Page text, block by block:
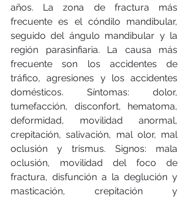
años. La zona de fractura más
frecuente es el cóndilo mandibular,
seguido del ángulo mandibular y la
región parasinfiaria. La causa más
frecuente son los accidentes de
tráfico, agresiones y los accidentes
domésticos. Síntomas: dolor,
tumefacción, disconfort, hematoma,
deformidad, movilidad anormal,
crepitación, salivación, mal olor, mal
oclusión y trismus. Signos: mala
oclusión, movilidad del foco de
fractura, disfunción a la deglución y
masticación, crepitación y